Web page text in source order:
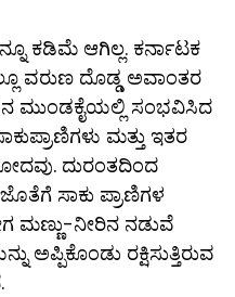
ಕಡಿಮೆ ಆಗಿಲ್ಲ. ಕರ್ನಾಟಕ
ವರುಣ ದೊಡ್ಡ ಅವಾಂತರ
ಮುಂಡಕೈಯಲ್ಲಿ ಸಂಭವಿಸಿದ
ಮತ್ತು ಇತರ
ದುರಂತದಿಂದ
ಸಾಕು ಪ್ರಾಣಿಗಳ
ಮಣ್ಣು-ನೀರಿನ ನಡುವೆ
ರಕ್ಷಿಸುತ್ತಿರುವ